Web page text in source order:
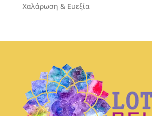
Χαλάρωση & Ευεξία